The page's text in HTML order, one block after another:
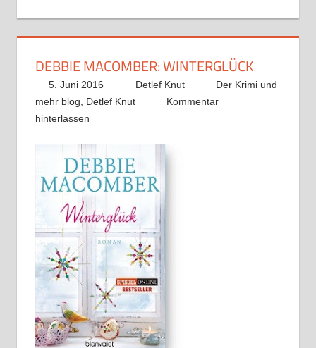
DEBBIE MACOMBER: WINTERGLÜCK
5. Juni 2016 Detlef Knut
Der Krimi und
mehr blog
Detlef Knut
Kommentar
hinterlassen